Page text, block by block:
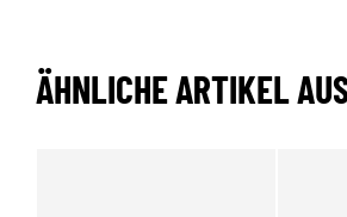
ÄHNLICHE ARTIKEL